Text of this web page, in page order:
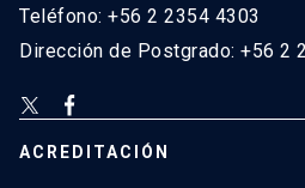
Teléfono: +56 2 2354 4303
Dirección de Postgrado: +56 2
ACREDITACIÓN